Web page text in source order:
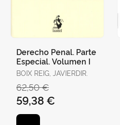
Derecho Penal. Parte
Especial. Volumen I
BOIX REIG, JAVIERDIR.
62,50 €
59,38 €